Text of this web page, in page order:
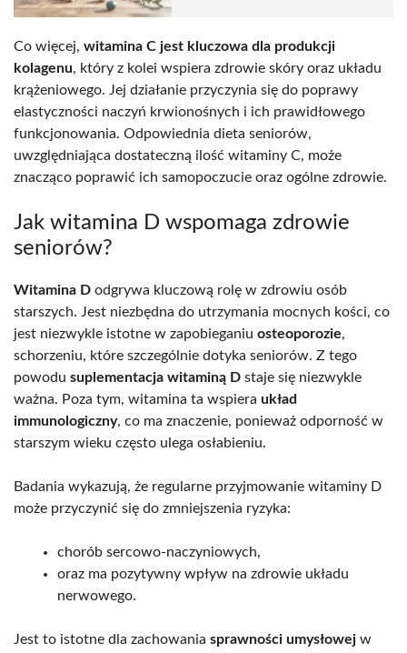
Co więcej, witamina C jest kluczowa dla produkcji
kolagenu, który z kolei wspiera zdrowie skóry oraz układu
krążeniowego. Jej działanie przyczynia się do poprawy
elastyczności naczyń krwionośnych i ich prawidłowego
funkcjonowania. Odpowiednia dieta seniorów,
uwzględniająca dostateczną ilość witaminy C, może
znacząco poprawić ich samopoczucie oraz ogólne zdrowie.
Jak witamina D wspomaga zdrowie
seniorów?
Witamina D odgrywa kluczową rolę w zdrowiu osób
starszych. Jest niezbędna do utrzymania mocnych kości, co
jest niezwykle istotne w zapobieganiu osteoporozie,
schorzeniu, które szczególnie dotyka seniorów. Z tego
powodu suplementacja witaminą D staje się niezwykle
ważna. Poza tym, witamina ta wspiera układ
immunologiczny, co ma znaczenie, ponieważ odporność w
starszym wieku często ulega osłabieniu.
Badania wykazują, że regularne przyjmowanie witaminy D
może przyczynić się do zmniejszenia ryzyka:
chorób sercowo-naczyniowych,
oraz ma pozytywny wpływ na zdrowie układu
nerwowego.
Jest to istotne dla zachowania sprawności umysłowej w